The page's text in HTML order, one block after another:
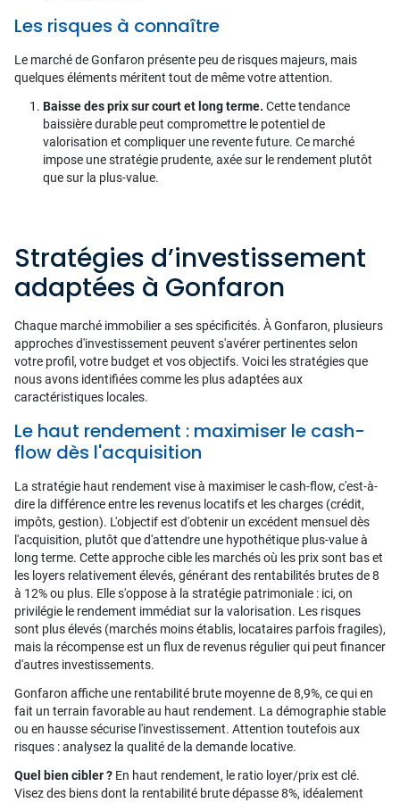
Les risques à connaître
Le marché de Gonfaron présente peu de risques majeurs, mais
quelques éléments méritent tout de même votre attention.
Baisse des prix sur court et long terme. Cette tendance
baissière durable peut compromettre le potentiel de
valorisation et compliquer une revente future. Ce marché
impose une stratégie prudente, axée sur le rendement plutôt
que sur la plus-value.
Stratégies d’investissement
adaptées à Gonfaron
Chaque marché immobilier a ses spécificités. À Gonfaron, plusieurs
approches d'investissement peuvent s'avérer pertinentes selon
votre profil, votre budget et vos objectifs. Voici les stratégies que
nous avons identifiées comme les plus adaptées aux
caractéristiques locales.
Le haut rendement : maximiser le cash-
flow dès l'acquisition
La stratégie haut rendement vise à maximiser le cash-flow, c'est-à-
dire la différence entre les revenus locatifs et les charges (crédit,
impôts, gestion). L'objectif est d'obtenir un excédent mensuel dès
l'acquisition, plutôt que d'attendre une hypothétique plus-value à
long terme. Cette approche cible les marchés où les prix sont bas et
les loyers relativement élevés, générant des rentabilités brutes de 8
à 12% ou plus. Elle s'oppose à la stratégie patrimoniale : ici, on
privilégie le rendement immédiat sur la valorisation. Les risques
sont plus élevés (marchés moins établis, locataires parfois fragiles),
mais la récompense est un flux de revenus régulier qui peut financer
d'autres investissements.
Gonfaron affiche une rentabilité brute moyenne de 8,9%, ce qui en
fait un terrain favorable au haut rendement. La démographie stable
ou en hausse sécurise l'investissement. Attention toutefois aux
risques : analysez la qualité de la demande locative.
Quel bien cibler ? En haut rendement, le ratio loyer/prix est clé.
Visez des biens dont la rentabilité brute dépasse 8%, idéalement